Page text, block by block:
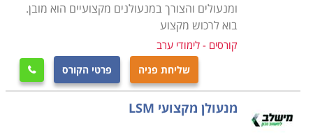
חודשים לקבל תעודה מקצועית בתחום, אשר באמצעותה
ניתן להשתלב במקומות עבודה רבים כשכיר או לחילופין
לפתוח עסק עצמאי.
היכן ניתן ללמוד
ומנעולים והצורך במנעולנים מקצועיים הוא מובן.
בוא לרכוש מקצוע
קורסים - לימודי ערב
שליחת פניה פרטי הקורס 
מנעולן מקצועי LSM